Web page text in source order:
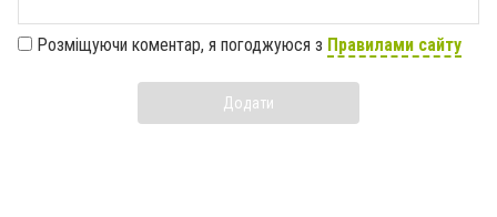
Розміщуючи коментар, я погоджуюся з Правилами сайту
Додати